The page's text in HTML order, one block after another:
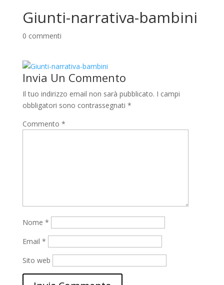
Giunti-narrativa-bambini
0 commenti
Invia Un Commento
Il tuo indirizzo email non sarà pubblicato. I campi
obbligatori sono contrassegnati *
Commento *
Nome *
Email *
Sito web